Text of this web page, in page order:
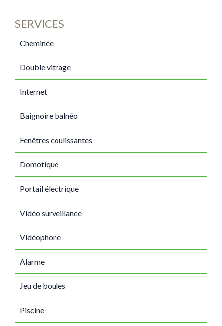
SERVICES
Cheminée
Double vitrage
Internet
Baignoire balnéo
Fenêtres coulissantes
Domotique
Portail électrique
Vidéo surveillance
Vidéophone
Alarme
Jeu de boules
Piscine